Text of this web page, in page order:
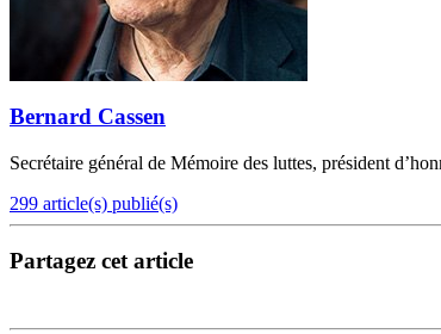
Bernard Cassen
Secrétaire général de Mémoire des luttes, président
299 article(s) publié(s)
Partagez cet article